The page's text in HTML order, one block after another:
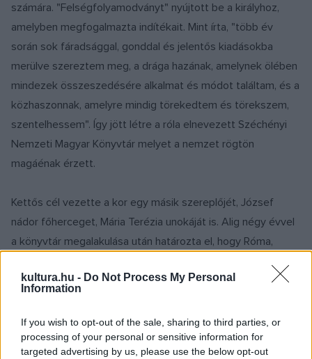
kultura.hu - Do Not Process My Personal
Information
If you wish to opt-out of the sale, sharing to third parties, or
processing of your personal or sensitive information for
targeted advertising by us, please use the below opt-out
számára. "Felségfolyamodványt" nyújtott be a királyhoz,
amelyben megfogalmazta indítékait. Mint írta, "több év
során sok fáradsággal, gonddal és jelentős kiadásokba
merülve szereztem meg, a drága hazának, amelynek ölében
mindezek összeszedésére alkalmat és módot találtam, és a
közhaszonnak, amelyre mindig törekedtem és törekszem,
szentelhessem". Így jött létre a róla elnevezett Széchényi
Nemzeti Magyar Könyvtár melyet a nemzet rögtön
magáénak érzett.
Kettős cél vezette a kor egy másik szereplőjét, József
nádor főherceget, Mária Terézia unokáját is. Alig négy évvel
a könyvtár megalakulása után határozta el, hogy Róma,
hasonló intézményeit követve, a könyvtárat múzeummal
egyetemes, hanem kizárólag a nemzeti értékek gyűjtésére
szolgálna.